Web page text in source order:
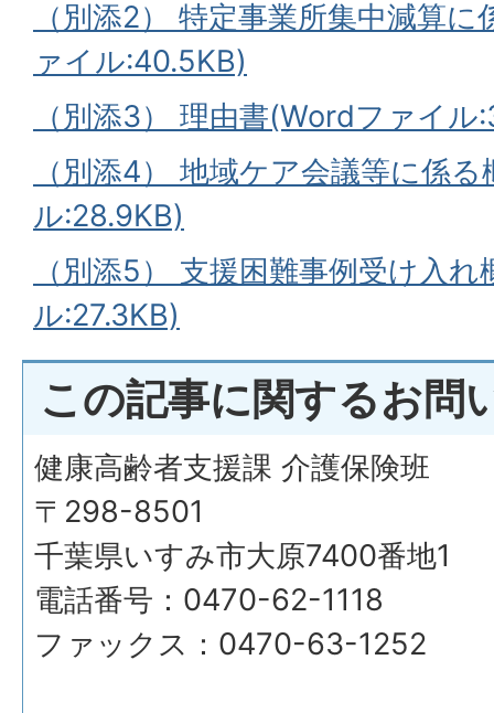
（別添2） 特定事業所集中減算
ァイル:40.5KB)
（別添3） 理由書(Wordファイル
（別添4） 地域ケア会議等に係
ル:28.9KB)
（別添5） 支援困難事例受け入
ル:27.3KB)
この記事に関するお問
健康高齢者支援課 介護保険班
〒298-8501
千葉県いすみ市大原7400番地1
電話番号：0470-62-1118
ファックス：0470-63-1252